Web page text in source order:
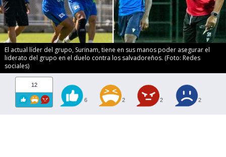
El actual líder del grupo, Surinam, tiene en sus manos poder asegurar el
liderato del grupo en el duelo contra los salvadoreños. (Foto: Redes
sociales)
12
6 2 2 2